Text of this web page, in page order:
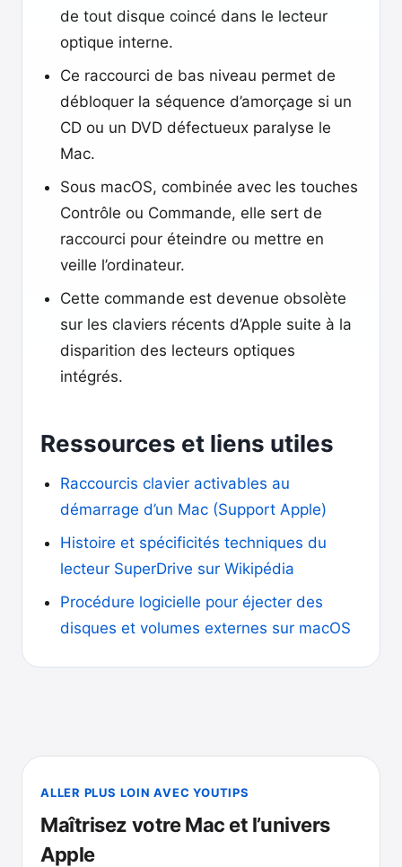
de tout disque coincé dans le lecteur
optique interne.
Ce raccourci de bas niveau permet de
débloquer la séquence d’amorçage si un
CD ou un DVD défectueux paralyse le
Mac.
Sous macOS, combinée avec les touches
Contrôle ou Commande, elle sert de
raccourci pour éteindre ou mettre en
veille l’ordinateur.
Cette commande est devenue obsolète
sur les claviers récents d’Apple suite à la
disparition des lecteurs optiques
intégrés.
Ressources et liens utiles
Raccourcis clavier activables au
démarrage d’un Mac (Support Apple)
Histoire et spécificités techniques du
lecteur SuperDrive sur Wikipédia
Procédure logicielle pour éjecter des
disques et volumes externes sur macOS
ALLER PLUS LOIN AVEC YOUTIPS
Maîtrisez votre Mac et l’univers
Apple